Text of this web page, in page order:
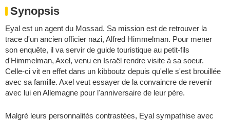
Synopsis
Eyal est un agent du Mossad. Sa mission est de retrouver la
trace d'un ancien officier nazi, Alfred Himmelman. Pour mener
son enquête, il va servir de guide touristique au petit-fils
d'Himmelman, Axel, venu en Israël rendre visite à sa soeur.
Celle-ci vit en effet dans un kibboutz depuis qu'elle s'est brouillée
avec sa famille. Axel veut essayer de la convaincre de revenir
avec lui en Allemagne pour l'anniversaire de leur père.
Malgré leurs personnalités contrastées, Eyal sympathise avec